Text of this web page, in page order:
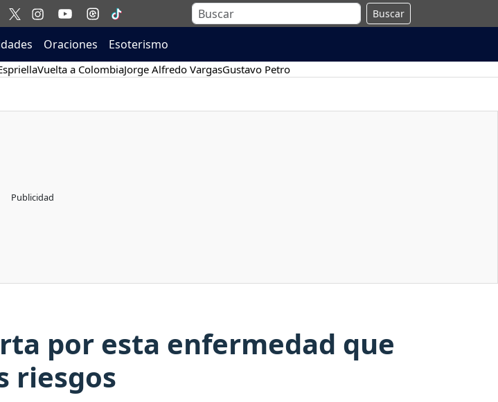
Buscar
Oraciones Esoterismo
Vuelta a ColombiaJorge Alfredo VargasGustavo Petro
por esta enfermedad que
riesgos